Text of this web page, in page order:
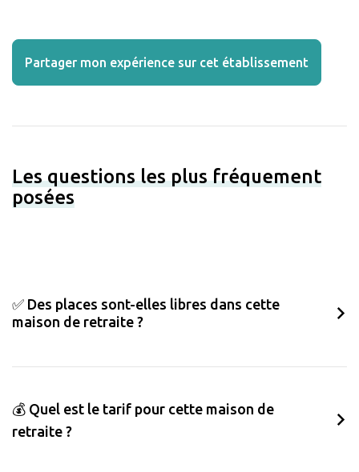
Partager mon expérience sur cet établissement
Les questions les plus fréquement
posées
✅ Des places sont-elles libres dans cette
maison de retraite ?
💰 Quel est le tarif pour cette maison de
retraite ?